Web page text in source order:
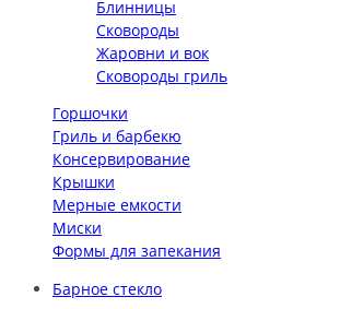
Блинницы
Сковороды
Жаровни и вок
Сковороды гриль
Горшочки
Гриль и барбекю
Консервирование
Крышки
Мерные емкости
Миски
Формы для запекания
Барное стекло